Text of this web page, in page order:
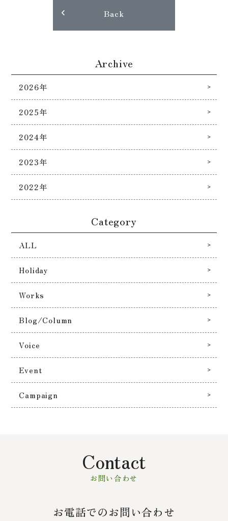
Back
Archive
2026年
2025年
2024年
2023年
2022年
Category
ALL
Holiday
Works
Blog/Column
Voice
Event
Campaign
Contact
お問い合わせ
お電話でのお問い合わせ